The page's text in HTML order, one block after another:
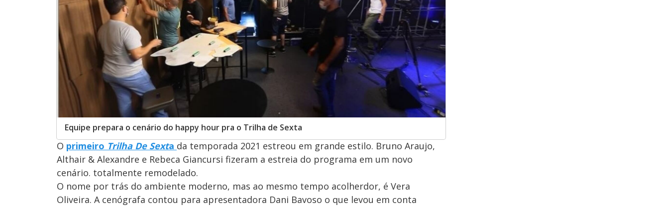
Equipe prepara o cenário do happy hour pra o Trilha de Sexta
O primeiro Trilha De Sexta da temporada 2021 estreou em grande estilo. Bruno Araujo,
Althair & Alexandre e Rebeca Giancursi fizeram a estreia do programa em um novo
cenário. totalmente remodelado.
O nome por trás do ambiente moderno, mas ao mesmo tempo acolherdor, é Vera
Oliveira. A cenógrafa contou para apresentadora Dani Bavoso o que levou em conta